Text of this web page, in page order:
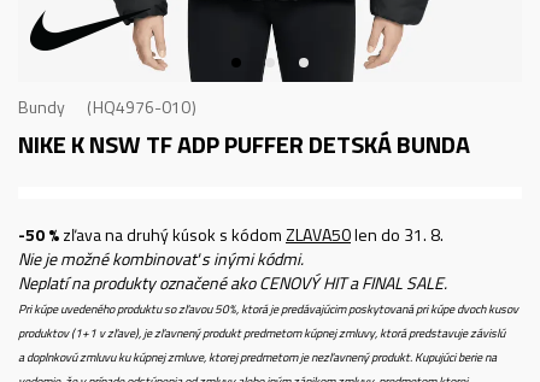
Bundy HQ4976-010
NIKE K NSW TF ADP PUFFERDETSKÁ BUNDA
-50 %zľava na druhý kúsok s kódomZLAVA50len do 31. 8.
Nie je možné kombinovať s inými kódmi.
Neplatí na produkty označené ako CENOVÝ HIT a FINAL SALE.
Pri kúpe uvedeného produktu so zľavou 50%, ktorá je predávajúcim poskytovaná pri kúpe dvoch kusov
produktov (1+1 v zľave), je zľavnený produkt predmetom kúpnej zmluvy, ktorá predstavuje závislú
a doplnkovú zmluvu ku kúpnej zmluve, ktorej predmetom je nezľavnený produkt. Kupujúci berie na